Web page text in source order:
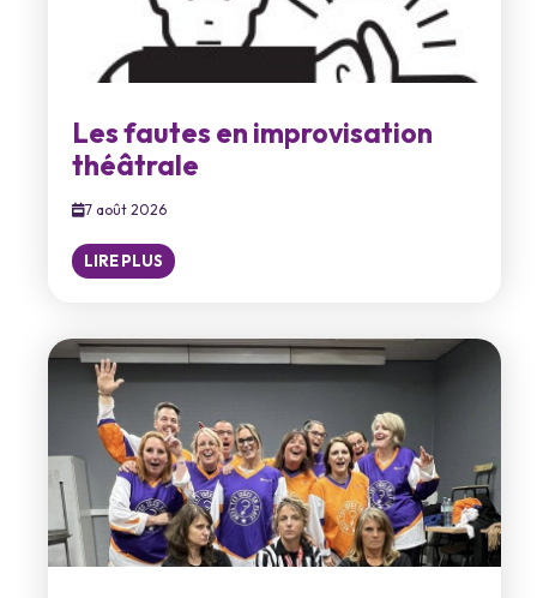
Les fautes en improvisation
théâtrale
7 août 2026
LIRE PLUS